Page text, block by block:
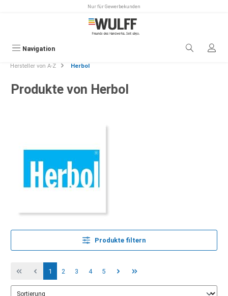
Nur für Gewerbekunden
Navigation
Hersteller von A-Z Herbol
Produkte von Herbol
Produkte filtern
1 2 3 4 5